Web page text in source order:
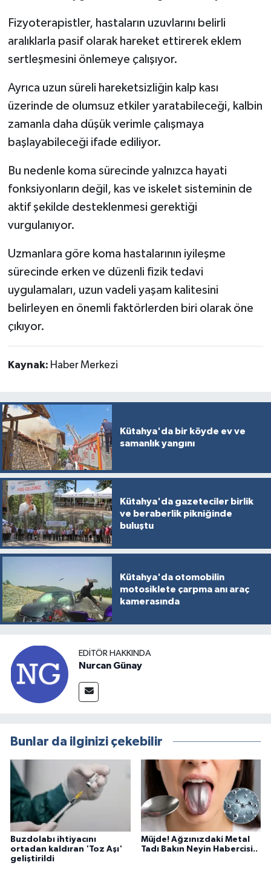
Fizyoterapistler, hastaların uzuvlarını belirli
aralıklarla pasif olarak hareket ettirerek eklem
sertleşmesini önlemeye çalışıyor.
Ayrıca uzun süreli hareketsizliğin kalp kası
üzerinde de olumsuz etkiler yaratabileceği, kalbin
zamanla daha düşük verimle çalışmaya
başlayabileceği ifade ediliyor.
Bu nedenle koma sürecinde yalnızca hayati
fonksiyonların değil, kas ve iskelet sisteminin de
aktif şekilde desteklenmesi gerektiği
vurgulanıyor.
Uzmanlara göre koma hastalarının iyileşme
sürecinde erken ve düzenli fizik tedavi
uygulamaları, uzun vadeli yaşam kalitesini
belirleyen en önemli faktörlerden biri olarak öne
çıkıyor.
Kaynak: Haber Merkezi
Kütahya'da bir köyde ev ve
samanlık yangını
Kütahya'da gazeteciler birlik
ve beraberlik pikniğinde
buluştu
Kütahya'da otomobilin
motosiklete çarpma anı araç
kamerasında
EDITÖR HAKKINDA
Nurcan Günay
Bunlar da ilginizi çekebilir
Buzdolabı ihtiyacını
ortadan kaldıran 'Toz Aşı'
geliştirildi
Müjde! Ağzınızdaki Metal
Tadı Bakın Neyin Habercisi..